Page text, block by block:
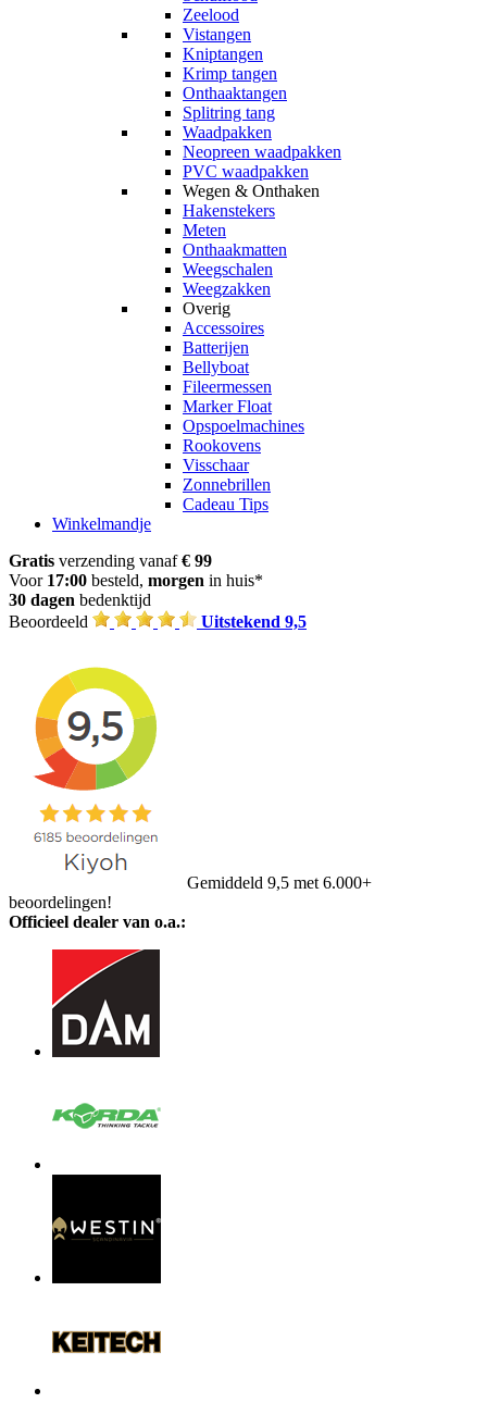
Zeelood
Vistangen
Kniptangen
Krimp tangen
Onthaaktangen
Splitring tang
Waadpakken
Neopreen waadpakken
PVC waadpakken
Wegen & Onthaken
Hakenstekers
Meten
Onthaakmatten
Weegschalen
Weegzakken
Overig
Accessoires
Batterijen
Bellyboat
Fileermessen
Marker Float
Opspoelmachines
Rookovens
Visschaar
Zonnebrillen
Cadeau Tips
Winkelmandje
Gratis verzending vanaf€ 99
Voor 17:00 besteld, morgen in huis*
30 dagen bedenktijd
Beoordeeld
Uitstekend 9,5
Gemiddeld 9,5 met 6.000+
beoordelingen!
Officieel dealer van o.a.: